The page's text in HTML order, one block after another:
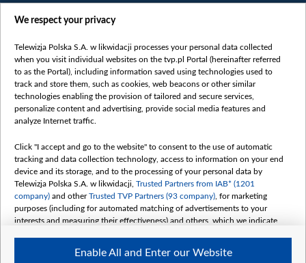
Категорії
Новини
Докладно
Погляд
Цікаво
Slawa.tv
Про нас
Контакти
Правила використання матеріалів
We respect your privacy
Telewizja Polska S.A. w likwidacji processes your personal data collected
when you visit individual websites on the tvp.pl Portal (hereinafter referred
to as the Portal), including information saved using technologies used to
track and store them, such as cookies, web beacons or other similar
technologies enabling the provision of tailored and secure services,
personalize content and advertising, provide social media features and
analyze Internet traffic.
Click "I accept and go to the website" to consent to the use of automatic
tracking and data collection technology, access to information on your end
device and its storage, and to the processing of your personal data by
Telewizja Polska S.A. w likwidacji, Trusted Partners from IAB* (1201
company) and otherTrusted TVP Partners (93 company) , for marketing
purposes (including for automated matching of advertisements to your
interests and measuring their effectiveness) and others, which we indicate
The purposes of processing your data by TVP S.A. w likwidacji are as
Enable All and Enter our Website